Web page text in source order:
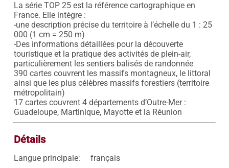
La série TOP 25 est la référence cartographique en
France. Elle intègre :
-une description précise du territoire à l’échelle du 1 : 25
000 (1 cm = 250 m)
-Des informations détaillées pour la découverte
touristique et la pratique des activités de plein-air,
particulièrement les sentiers balisés de randonnée
390 cartes couvrent les massifs montagneux, le littoral
ainsi que les plus célèbres massifs forestiers (territoire
métropolitain)
17 cartes couvrent 4 départements d’Outre-Mer :
Détails
Langue principale: français